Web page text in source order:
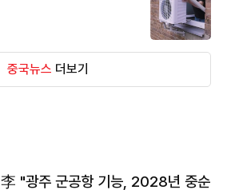
중국뉴스 더보기
李 "광주 군공항 기능, 2028년 중순